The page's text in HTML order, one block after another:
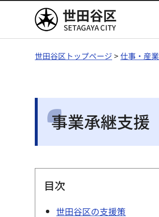
世田谷区
世田谷区トップページ >仕事・産業
事業承継支援
目次
世田谷区の支援策